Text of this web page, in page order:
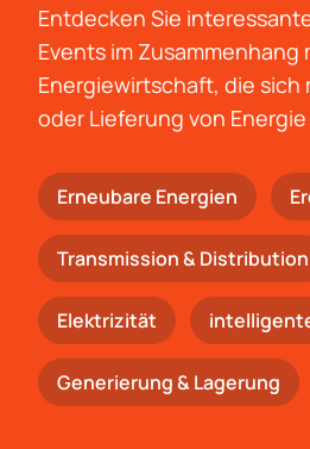
Entdecken Sie
Events im Zusammenhang
Energiewirtschaft, die sich
oder Lieferung von
Erneubare Energien
Trans­mis­si­on & Distribution
Elektrizität
Generierung & Lagerung